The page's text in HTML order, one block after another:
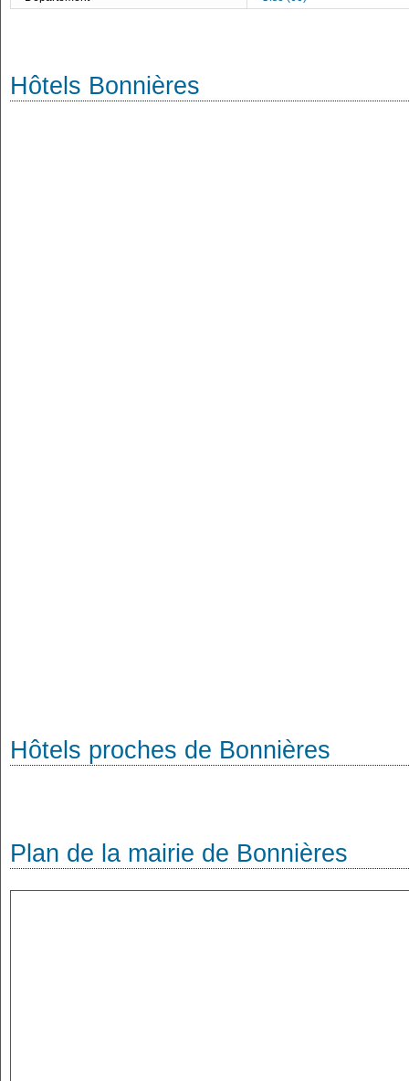
Hôtels Bonnières
Hôtels proches de Bonnières
Plan de la mairie de Bonnières